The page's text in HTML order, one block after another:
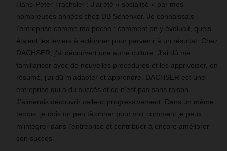
Hans-Peter Trachsler : J’ai été « socialisé » par mes
nombreuses années chez DB Schenker. Je connaissais
l’entreprise comme ma poche : comment on y évoluait, quels
étaient les leviers à actionner pour parvenir à un résultat. Chez
DACHSER, j’ai découvert une autre culture. J’ai dû me
familiariser avec de nouvelles procédures et les apprivoiser, en
résumé, j’ai dû m’adapter et apprendre. DACHSER est une
entreprise qui a du succès et ce n’est pas sans raison.
J’aimerais découvrir celle-ci progressivement. Dans un même
temps, je dois un peu tâtonner pour voir comment je peux
m’intégrer dans l’entreprise et contribuer à encore améliorer
son succès.